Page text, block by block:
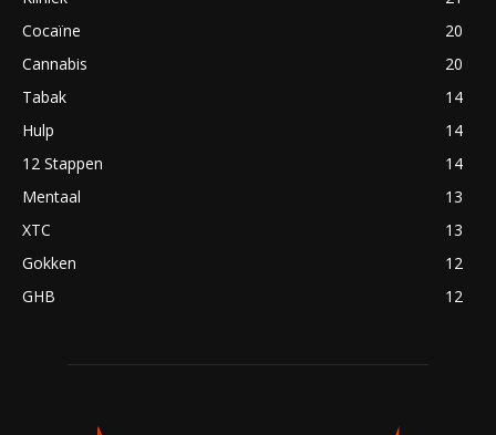
Cocaïne
20
Cannabis
20
Tabak
14
Hulp
14
12 Stappen
14
Mentaal
13
XTC
13
Gokken
12
GHB
12